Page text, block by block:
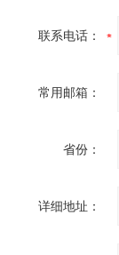
联系电话：
常用邮箱：
省份：
详细地址：